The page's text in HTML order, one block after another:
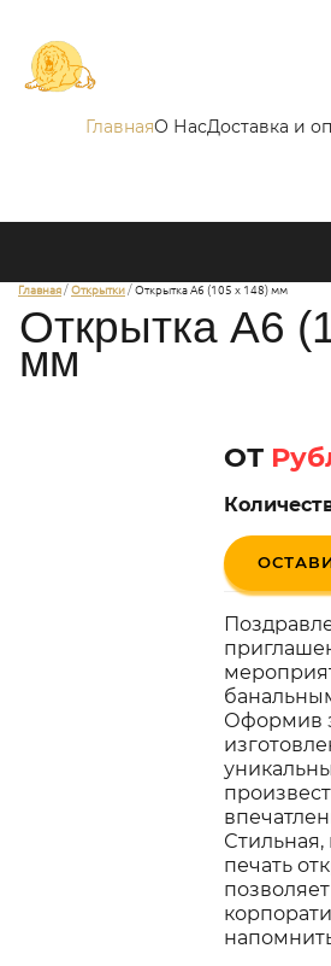
ГлавнаяО НасДоставка и
Главная Открытки Открытка А6 (105 х 148) мм
Открытка А6
мм
ОТ
Оформив
Стильная,
печать